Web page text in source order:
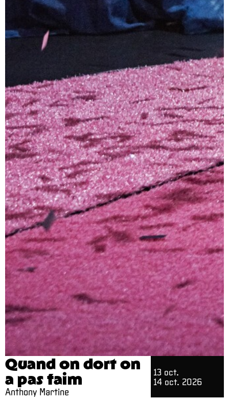
Quand on dort on
a pas faim
Anthony Martine
13 oct.
14 oct. 2026